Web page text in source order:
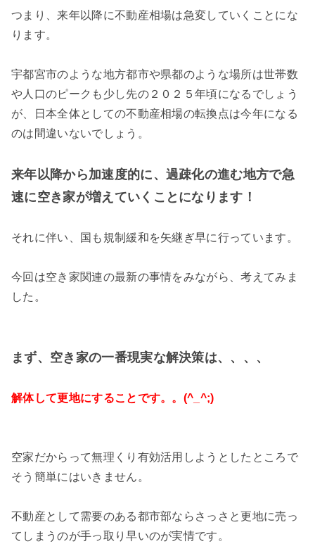
つまり、来年以降に不動産相場は急変していくことにな
ります。
宇都宮市のような地方都市や県都のような場所は世帯数
や人口のピークも少し先の２０２５年頃になるでしょう
が、日本全体としての不動産相場の転換点は今年になる
のは間違いないでしょう。
来年以降から加速度的に、過疎化の進む地方で急
速に空き家が増えていくことになります！
それに伴い、国も規制緩和を矢継ぎ早に行っています。
今回は空き家関連の最新の事情をみながら、考えてみま
した。
まず、空き家の一番現実な解決策は、、、、
解体して更地にすることです。。(^_^;)
空家だからって無理くり有効活用しようとしたところで
そう簡単にはいきません。
不動産として需要のある都市部ならさっさと更地に売っ
てしまうのが手っ取り早いのが実情です。